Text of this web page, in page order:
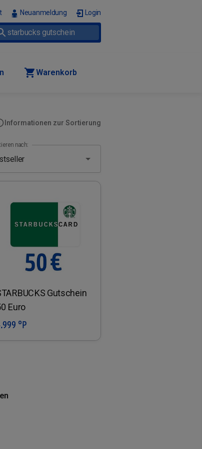
Neuanmeldung Login
Warenkorb
Informationen zur Sortierung
nach:
Gutschein
Euro
In den Warenkorb
°P